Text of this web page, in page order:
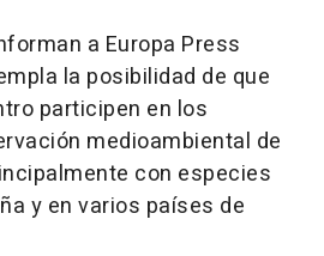
a Europa Press
la posibilidad de que
participen en los
medioambiental de
con especies
y en varios países de